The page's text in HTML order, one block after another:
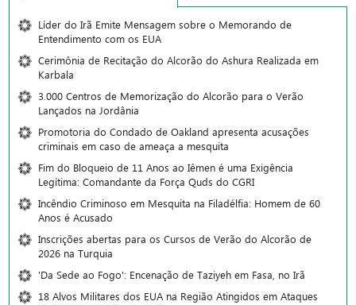
Líder do Irã Emite Mensagem sobre o Memorando de
Entendimento com os EUA
Cerimônia de Recitação do Alcorão do Ashura Realizada em
Karbala
3.000 Centros de Memorização do Alcorão para o Verão
Lançados na Jordânia
Promotoria do Condado de Oakland apresenta acusações
criminais em caso de ameaça a mesquita
Fim do Bloqueio de 11 Anos ao Iêmen é uma Exigência
Legítima: Comandante da Força Quds do CGRI
Incêndio Criminoso em Mesquita na Filadélfia: Homem de 60
Anos é Acusado
Inscrições abertas para os Cursos de Verão do Alcorão de
2026 na Turquia
'Da Sede ao Fogo': Encenação de Taziyeh em Fasa, no Irã
18 Alvos Militares dos EUA na Região Atingidos em Ataques